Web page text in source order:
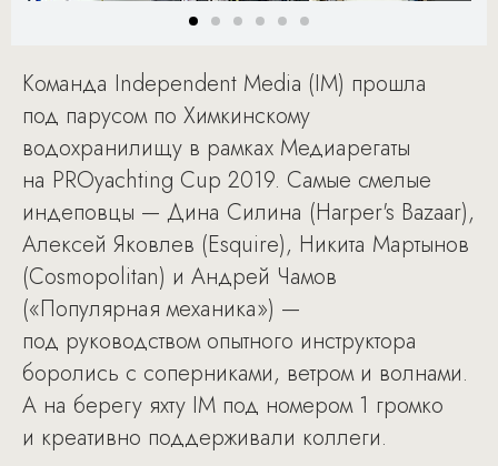
Команда Independent Media (IM) прошла
под парусом по Химкинскому
водохранилищу в рамках Медиарегаты
на PROyachting Cup 2019. Самые смелые
индеповцы — Дина Силина (Harper's Bazaar),
Алексей Яковлев (Esquire), Никита Мартынов
(Cosmopolitan) и Андрей Чамов
(«Популярная механика») —
под руководством опытного инструктора
боролись с соперниками, ветром и волнами.
А на берегу яхту IM под номером 1 громко
и креативно поддерживали коллеги.